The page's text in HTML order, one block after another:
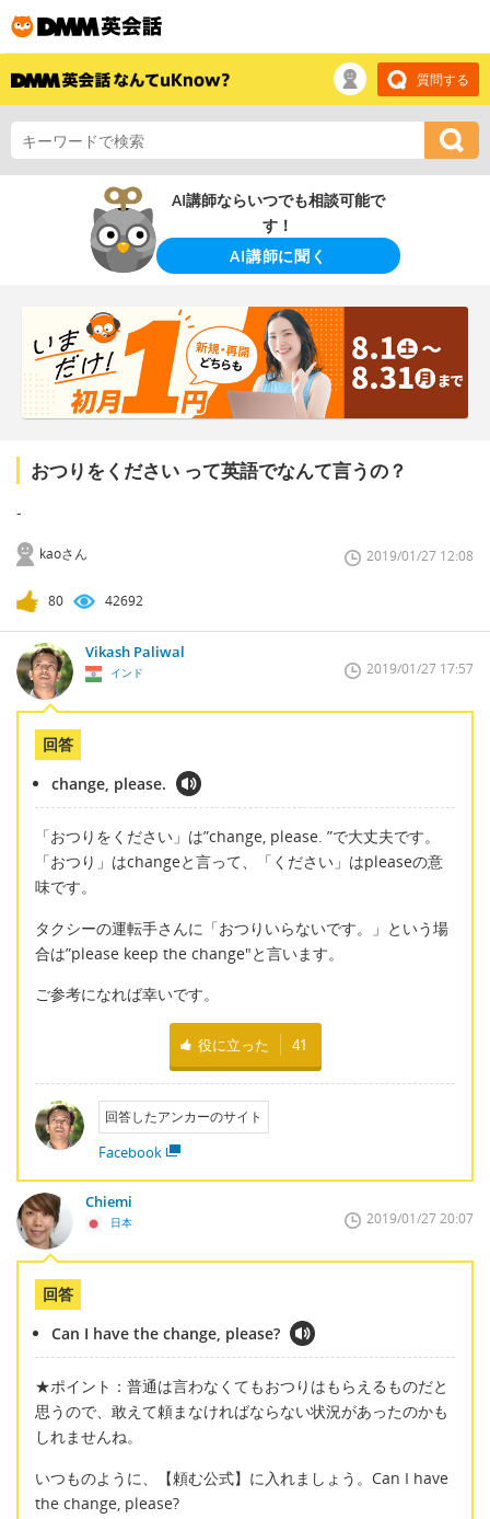
質問する
AI講師ならいつでも相談可能で
す！
AI講師に聞く
おつりをください って英語でなんて言うの？
-
kaoさん 2019/01/27 12:08
80 42692
Vikash Paliwal
インド 2019/01/27 17:57
回答
change, please.
「おつりをください」は”change, please. ”で大丈夫です。
「おつり」はchangeと言って、「ください」はpleaseの意
味です。
タクシーの運転手さんに「おつりいらないです。」という場
合は”please keep the change"と言います。
ご参考になれば幸いです。
役に立った 41
回答したアンカーのサイト
Facebook
Chiemi
日本 2019/01/27 20:07
回答
Can I have the change, please?
★ポイント：普通は言わなくてもおつりはもらえるものだと
思うので、敢えて頼まなければならない状況があったのかも
しれませんね。
いつものように、【頼む公式】に入れましょう。Can I have
the change, please?